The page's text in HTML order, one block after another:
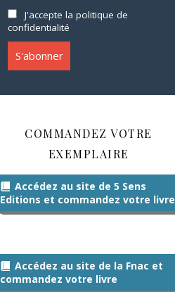
J'accepte la politique de
confidentialité
COMMANDEZ VOTRE
EXEMPLAIRE
Accédez au site de 5 Sens
Editions et commandez votre livre
Accédez au site de la Fnac et
commandez votre livre